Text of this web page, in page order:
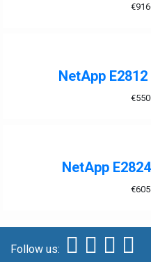
€
NetApp
€
NetApp
€
Follow us: